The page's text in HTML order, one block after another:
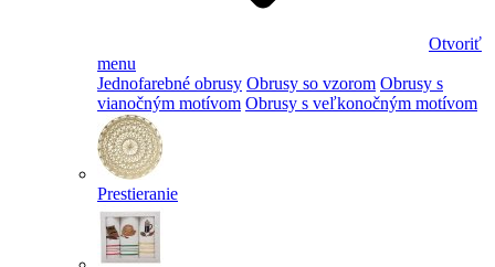
Otvoriť
menu
Jednofarebné obrusy Obrusy so vzorom Obrusy s
vianočným motívom Obrusy s veľkonočným motívom
Prestieranie